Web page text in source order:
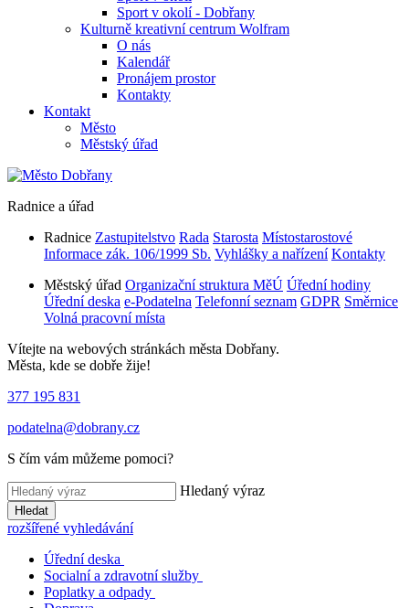
Sport v okolí - Dobřany
Kulturně kreativní centrum Wolfram
O nás
Kalendář
Pronájem prostor
Kontakty
Kontakt
Město
Městský úřad
Radnice a úřad
Radnice Zastupitelstvo Rada Starosta Místostarostové
Informace zák. 106/1999 Sb. Vyhlášky a nařízení Kontakty
Městský úřad Organizační struktura MěÚ Úřední hodiny
Úřední deska e-Podatelna Telefonní seznam GDPR Směrnice
Volná pracovní místa
Vítejte na webových stránkách města Dobřany.
Města, kde se dobře žije!
377 195 831
podatelna@dobrany.cz
S čím vám můžeme pomoci?
Hledaný výraz
Hledat
rozšířené vyhledávání
Úřední deska
Socialní a zdravotní služby
Poplatky a odpady